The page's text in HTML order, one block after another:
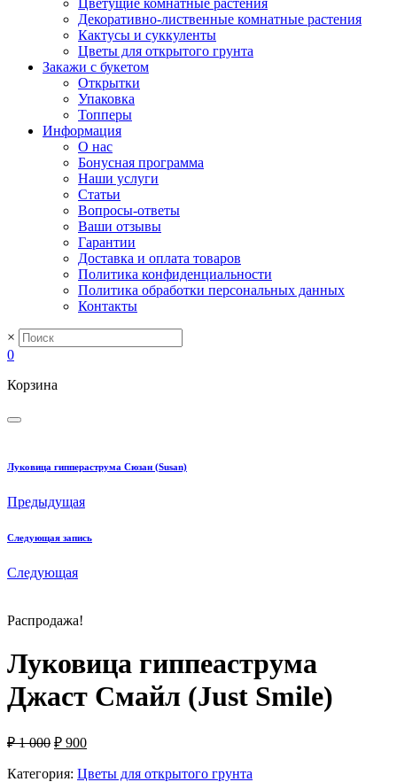
Цветущие комнатные растения
Декоративно-лиственные комнатные растения
Кактусы и суккуленты
Цветы для открытого грунта
Закажи с букетом
Открытки
Упаковка
Топперы
Информация
О нас
Бонусная программа
Наши услуги
Статьи
Вопросы-ответы
Ваши отзывы
Гарантии
Доставка и оплата товаров
Политика конфиденциальности
Политика обработки персональных данных
Контакты
×
0
Корзина
Луковица гиппераструма Сюзан (Susan)
Предыдущая
Следующая запись
Следующая
Распродажа!
Луковица гиппеаструма
Джаст Смайл (Just Smile)
₽1 000 Первоначальная
составляла
₽ 900Текущая
₽ 900.
Категория: Цветы для открытого грунта